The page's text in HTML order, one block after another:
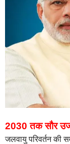
2030 तक सौर
जलवायु परिवर्तन की